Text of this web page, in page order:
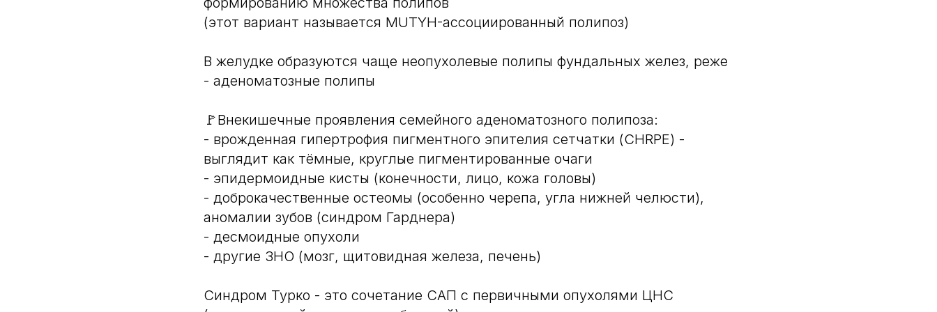
(этот вариант называется MUTYH-ассоциированный полипоз)
В желудке образуются чаще неопухолевые полипы фундальных желез, реже
- аденоматозные полипы
🚩Внекишечные проявления семейного аденоматозного полипоза:
- врожденная гипертрофия пигментного эпителия сетчатки (CHRPE) -
выглядит как тёмные, круглые пигментированные очаги
- эпидермоидные кисты (конечности, лицо, кожа головы)
- доброкачественные остеомы (особенно черепа, угла нижней челюсти),
аномалии зубов (синдром Гарднера)
- десмоидные опухоли
- другие ЗНО (мозг, щитовидная железа, печень)
Синдром Турко - это сочетание САП с первичными опухолями ЦНС